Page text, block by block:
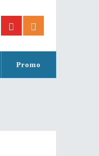
Promo